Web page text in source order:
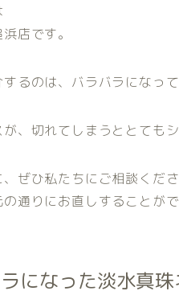
店です。
るのは、バラバラになっ
、切れてしまうととてもシ
、ぜひ私たちにご相談くだ
通りにお直しすることがで
になった淡水真